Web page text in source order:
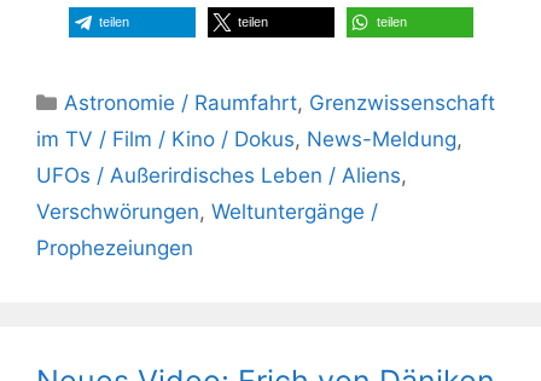
teilen teilen teilen
Kategorien
Astronomie / Raumfahrt, Grenzwissenschaft
im TV / Film / Kino / Dokus, News-Meldung,
UFOs / Außerirdisches Leben / Aliens,
Verschwörungen, Weltuntergänge /
Prophezeiungen